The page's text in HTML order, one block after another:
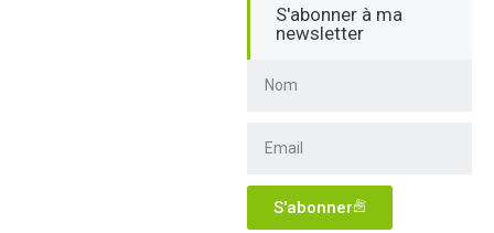
S'abonner à ma
newsletter
S'abonner